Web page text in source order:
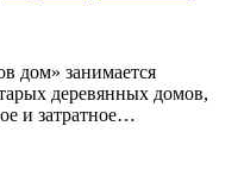
дом» занимается
деревянных домов,
и затратное…